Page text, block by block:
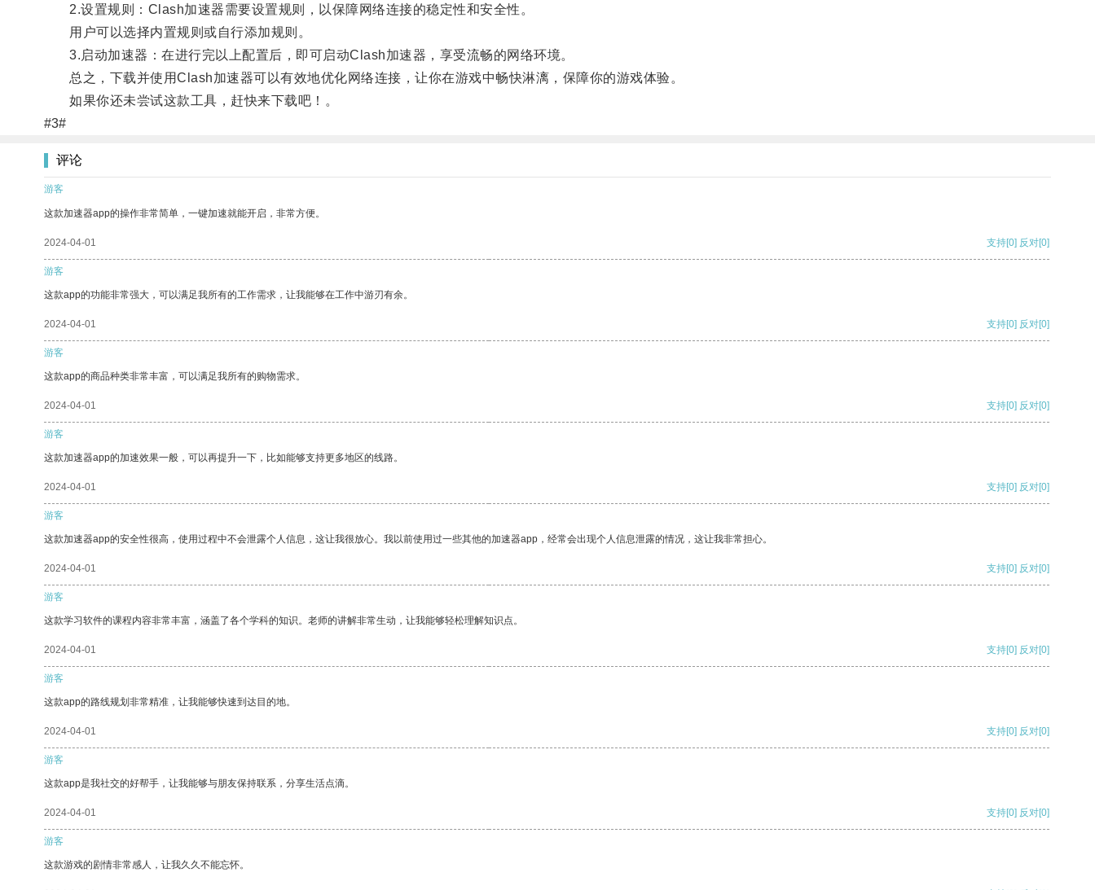
2.设置规则：Clash加速器需要设置规则，以保障网络连接的稳定性和安全性。
用户可以选择内置规则或自行添加规则。
3.启动加速器：在进行完以上配置后，即可启动Clash加速器，享受流畅的网络环境。
总之，下载并使用Clash加速器可以有效地优化网络连接，让你在游戏中畅快淋漓，保障你的游戏体验。
如果你还未尝试这款工具，赶快来下载吧！。
#3#
评论
游客
这款加速器app的操作非常简单，一键加速就能开启，非常方便。
2024-04-01 支持[0] 反对[0]
游客
这款app的功能非常强大，可以满足我所有的工作需求，让我能够在工作中游刃有余。
2024-04-01 支持[0] 反对[0]
游客
这款app的商品种类非常丰富，可以满足我所有的购物需求。
2024-04-01 支持[0] 反对[0]
游客
这款加速器app的加速效果一般，可以再提升一下，比如能够支持更多地区的线路。
2024-04-01 支持[0] 反对[0]
游客
这款加速器app的安全性很高，使用过程中不会泄露个人信息，这让我很放心。我以前使用过一些其他的加速器app，经常会出现个人信息泄露的情况，这让我非常担心。
2024-04-01 支持[0] 反对[0]
游客
这款学习软件的课程内容非常丰富，涵盖了各个学科的知识。老师的讲解非常生动，让我能够轻松理解知识点。
2024-04-01 支持[0] 反对[0]
游客
这款app的路线规划非常精准，让我能够快速到达目的地。
2024-04-01 支持[0] 反对[0]
游客
这款app是我社交的好帮手，让我能够与朋友保持联系，分享生活点滴。
2024-04-01 支持[0] 反对[0]
游客
这款游戏的剧情非常感人，让我久久不能忘怀。